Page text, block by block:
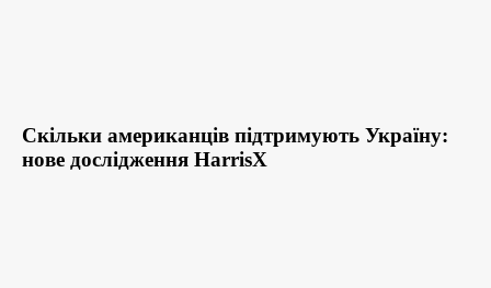
Скільки американців підтримують Україну:
нове дослідження HarrisX